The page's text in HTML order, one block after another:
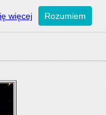
więcej Rozumiem